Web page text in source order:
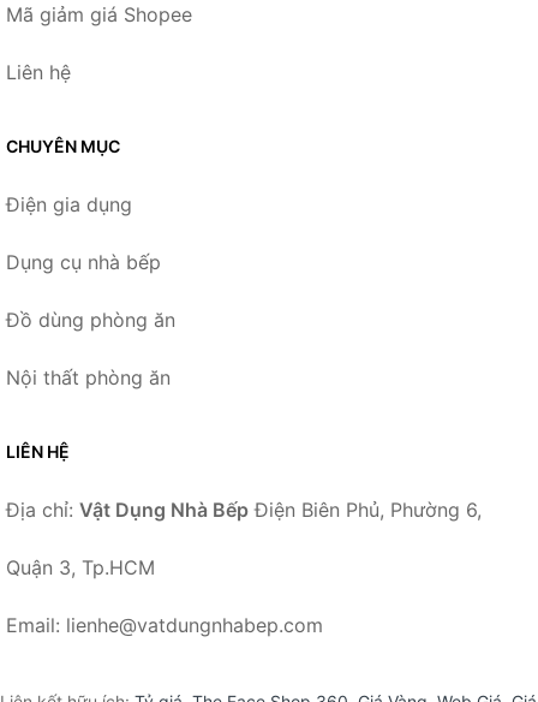
Mã giảm giá Shopee
Liên hệ
CHUYÊN MỤC
Điện gia dụng
Dụng cụ nhà bếp
Đồ dùng phòng ăn
Nội thất phòng ăn
LIÊN HỆ
Địa chỉ: Vật Dụng Nhà Bếp Điện Biên Phủ, Phường 6,
Quận 3, Tp.HCM
Email: lienhe@vatdungnhabep.com